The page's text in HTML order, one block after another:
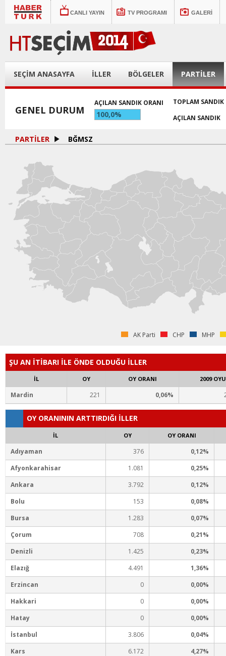
CANLI YAYIN TV PROGRAMI GALERİ
SEÇİM ANASAYFA İLLER BÖLGELER PARTİLER
GENEL DURUM
AÇILAN SANDIK ORANI
100,0%
TOPLAM SANDIK
AÇILAN SANDIK
PARTİLER BĞMSZ
AK Parti CHP MHP
ŞU AN İTİBARI İLE ÖNDE OLDUĞU İLLER
İL OY OY ORANI 2009 OYU
Mardin 221 0,06%
OY ORANININ ARTTIRDIĞI İLLER
İL OY OY ORANI
Adıyaman 376
0,12%
Afyonkarahisar
1.081
0,25%
Ankara
3.792
0,12%
Bolu
153
0,08%
Bursa
1.283
0,07%
Çorum
708
0,21%
Denizli
1.425
0,23%
Elazığ
4.491
1,36%
Erzincan
0
0,00%
Hakkari
0
0,00%
Hatay
0
0,00%
İstanbul
3.806
0,04%
Kars
6.172
4,27%